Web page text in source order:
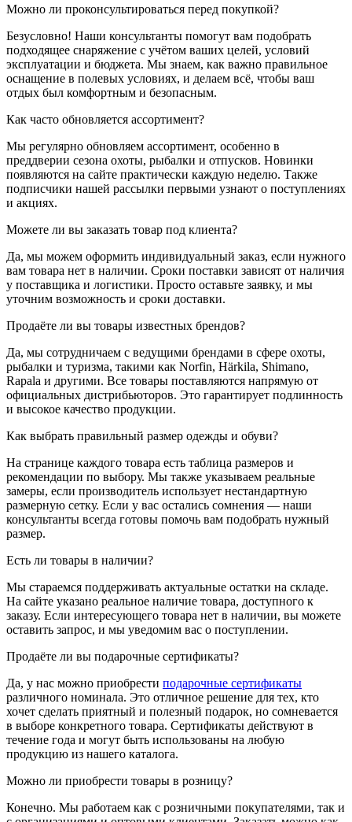
Можно ли проконсультироваться перед покупкой?
Безусловно! Наши консультанты помогут вам подобрать
подходящее снаряжение с учётом ваших целей, условий
эксплуатации и бюджета. Мы знаем, как важно правильное
оснащение в полевых условиях, и делаем всё, чтобы ваш
отдых был комфортным и безопасным.
Как часто обновляется ассортимент?
Мы регулярно обновляем ассортимент, особенно в
преддверии сезона охоты, рыбалки и отпусков. Новинки
появляются на сайте практически каждую неделю. Также
подписчики нашей рассылки первыми узнают о поступлениях
и акциях.
Можете ли вы заказать товар под клиента?
Да, мы можем оформить индивидуальный заказ, если нужного
вам товара нет в наличии. Сроки поставки зависят от наличия
у поставщика и логистики. Просто оставьте заявку, и мы
уточним возможность и сроки доставки.
Продаёте ли вы товары известных брендов?
Да, мы сотрудничаем с ведущими брендами в сфере охоты,
рыбалки и туризма, такими как Norfin, Härkila, Shimano,
Rapala и другими. Все товары поставляются напрямую от
официальных дистрибьюторов. Это гарантирует подлинность
и высокое качество продукции.
Как выбрать правильный размер одежды и обуви?
На странице каждого товара есть таблица размеров и
рекомендации по выбору. Мы также указываем реальные
замеры, если производитель использует нестандартную
размерную сетку. Если у вас остались сомнения — наши
консультанты всегда готовы помочь вам подобрать нужный
размер.
Есть ли товары в наличии?
Мы стараемся поддерживать актуальные остатки на складе.
На сайте указано реальное наличие товара, доступного к
заказу. Если интересующего товара нет в наличии, вы можете
оставить запрос, и мы уведомим вас о поступлении.
Продаёте ли вы подарочные сертификаты?
Да, у нас можно приобрести подарочные сертификаты
различного номинала. Это отличное решение для тех, кто
хочет сделать приятный и полезный подарок, но сомневается
в выборе конкретного товара. Сертификаты действуют в
течение года и могут быть использованы на любую
продукцию из нашего каталога.
Можно ли приобрести товары в розницу?
Конечно. Мы работаем как с розничными покупателями, так и